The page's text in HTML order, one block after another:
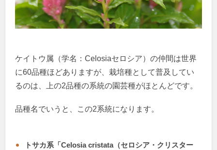
ケイトウ属（学名：Celosiaセロシア）の仲間は世界
に60品種ほどありますが、栽培種として普及してい
るのは、上の2品種の系統の園芸種がほとんどです。
品種名でいうと、この2系統になります。
トサカ系「Celosia cristata（セロシア・クリスター